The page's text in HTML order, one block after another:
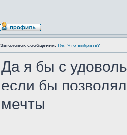
Заголовок сообщения: Re: Что выбрать?
Да я бы с
если бы
мечты